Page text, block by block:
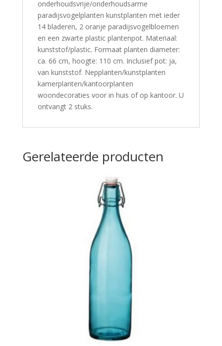
onderhoudsvrije/onderhoudsarme
paradijsvogelplanten kunstplanten met ieder
14 bladeren, 2 oranje paradijsvogelbloemen
en een zwarte plastic plantenpot. Materiaal:
kunststof/plastic. Formaat planten diameter:
ca. 66 cm, hoogte: 110 cm. Inclusief pot: ja,
van kunststof. Nepplanten/kunstplanten
kamerplanten/kantoorplanten
woondecoraties voor in huis of op kantoor. U
ontvangt 2 stuks.
Gerelateerde producten